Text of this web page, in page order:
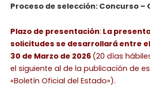
Proceso de selección: Concurso –
Plazo de presentación: La
solicitudes se desarrollará entre el
30 de Marzo de 2026 (20 días
el siguiente al de la publicación de
«Boletín Oficial del Estado»).